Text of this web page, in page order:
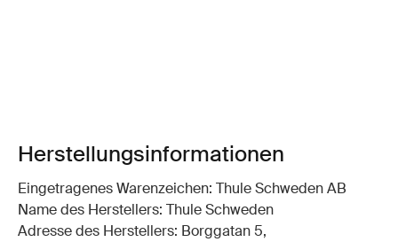
Herstellungsinformationen
Eingetragenes Warenzeichen: Thule Schweden AB
Name des Herstellers: Thule Schweden
Adresse des Herstellers: Borggatan 5,